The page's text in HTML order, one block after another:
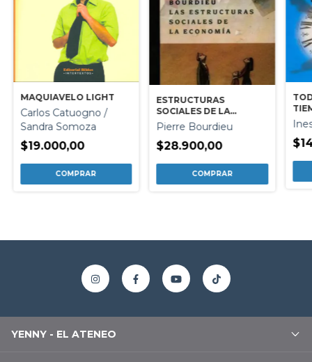
MAQUIAVELO LIGHT
Carlos Catuogno /
Sandra Somoza
$19.000,00
ESTRUCTURAS
SOCIALES DE LA
ECONOMIA
Pierre Bourdieu
$28.900,00
YENNY - EL ATENEO